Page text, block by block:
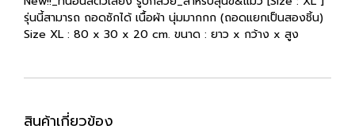
รุ่นนี้สามารถ ถอดซักได้ เนื้อผ้า นุ่มมากกก (ถอดแยกเป็นสองชิ้น)
Size XL : 80 x 30 x 20 cm. ขนาด : ยาว x กว้าง x สูง
สินค้าเกี่ยวข้อง